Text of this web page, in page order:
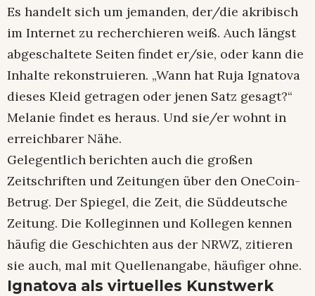
Es handelt sich um jemanden, der/die akribisch
im Internet zu recherchieren weiß. Auch längst
abgeschaltete Seiten findet er/sie, oder kann die
Inhalte rekonstruieren. „Wann hat Ruja Ignatova
dieses Kleid getragen oder jenen Satz gesagt?“
Melanie findet es heraus. Und sie/er wohnt in
erreichbarer Nähe.
Gelegentlich berichten auch die großen
Zeitschriften und Zeitungen über den OneCoin-
Betrug. Der Spiegel, die Zeit, die Süddeutsche
Zeitung. Die Kolleginnen und Kollegen kennen
häufig die Geschichten aus der NRWZ, zitieren
sie auch, mal mit Quellenangabe, häufiger ohne.
Ignatova als virtuelles Kunstwerk